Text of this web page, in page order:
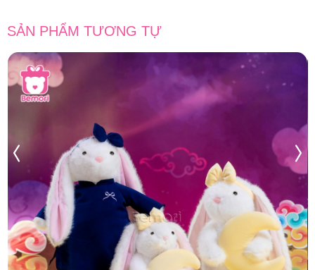
SẢN PHẨM TƯƠNG TỰ